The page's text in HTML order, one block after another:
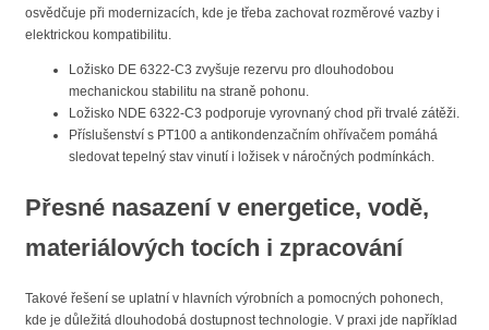
osvědčuje při modernizacích, kde je třeba zachovat rozměrové vazby i
elektrickou kompatibilitu.
Ložisko DE 6322-C3 zvyšuje rezervu pro dlouhodobou
mechanickou stabilitu na straně pohonu.
Ložisko NDE 6322-C3 podporuje vyrovnaný chod při trvalé zátěži.
Příslušenství s PT100 a antikondenzačním ohřívačem pomáhá
sledovat tepelný stav vinutí i ložisek v náročných podmínkách.
Přesné nasazení v energetice, vodě,
materiálových tocích i zpracování
Takové řešení se uplatní v hlavních výrobních a pomocných pohonech,
kde je důležitá dlouhodobá dostupnost technologie. V praxi jde například